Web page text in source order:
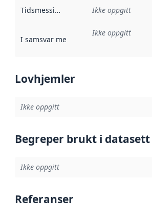
Tidsmessig avgrensning :
Ikke oppgitt
I samsvar med Referanse til en
Ikke oppgitt
Lovhjemler
Ikke oppgitt
Begreper brukt i datasett
Ikke oppgitt
Referanser